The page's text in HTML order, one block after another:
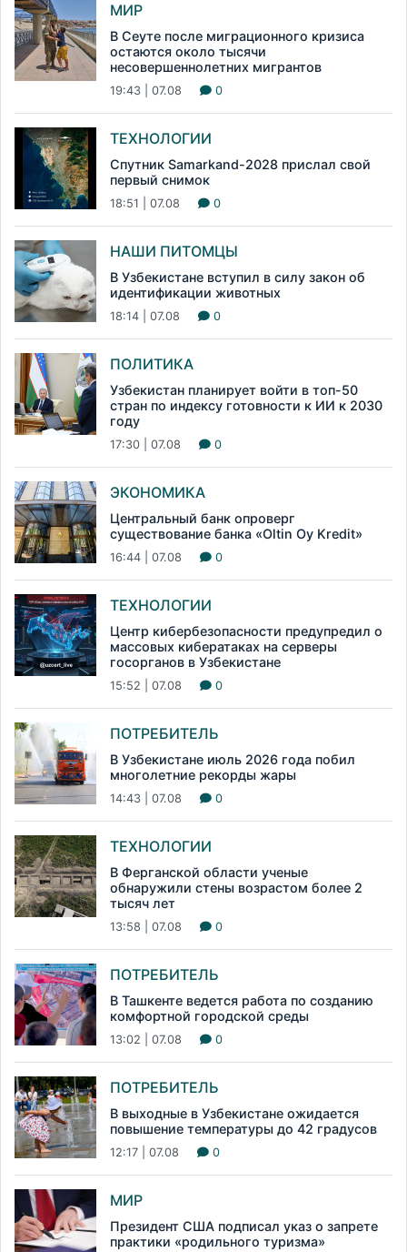
МИР
В Сеуте после миграционного кризиса
остаются около тысячи
несовершеннолетних мигрантов
19:43 | 07.08 0
ТЕХНОЛОГИИ
Спутник Samarkand-2028 прислал свой
первый снимок
18:51 | 07.08 0
НАШИ ПИТОМЦЫ
В Узбекистане вступил в силу закон об
идентификации животных
18:14 | 07.08 0
ПОЛИТИКА
Узбекистан планирует войти в топ-50
стран по индексу готовности к ИИ к 2030
году
17:30 | 07.08 0
ЭКОНОМИКА
Центральный банк опроверг
существование банка «Oltin Oy Kredit»
16:44 | 07.08 0
ТЕХНОЛОГИИ
Центр кибербезопасности предупредил о
массовых кибератаках на серверы
госорганов в Узбекистане
15:52 | 07.08 0
ПОТРЕБИТЕЛЬ
В Узбекистане июль 2026 года побил
многолетние рекорды жары
14:43 | 07.08 0
ТЕХНОЛОГИИ
В Ферганской области ученые
обнаружили стены возрастом более 2
тысяч лет
13:58 | 07.08 0
ПОТРЕБИТЕЛЬ
В Ташкенте ведется работа по созданию
комфортной городской среды
13:02 | 07.08 0
ПОТРЕБИТЕЛЬ
В выходные в Узбекистане ожидается
повышение температуры до 42 градусов
12:17 | 07.08 0
МИР
Президент США подписал указ о запрете
практики «родильного туризма»